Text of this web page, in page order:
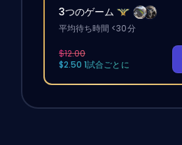
3つのゲーム
平均待ち時間 <30分
$12.00
$2.50 1試合ごとに